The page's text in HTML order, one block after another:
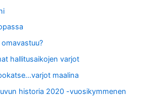
hallitusaikojen varjot
maalina
historia 2020 -vuosikymmenen